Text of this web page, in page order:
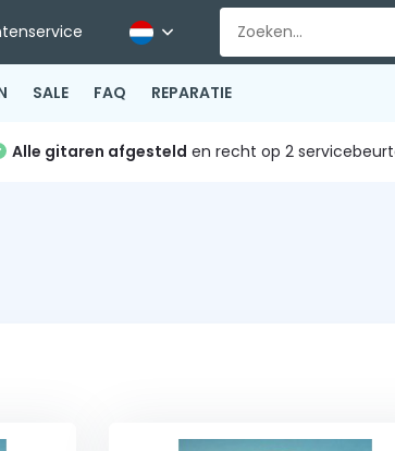
SALE FAQ REPARATIE
Alle gitaren afgesteld en recht op 2